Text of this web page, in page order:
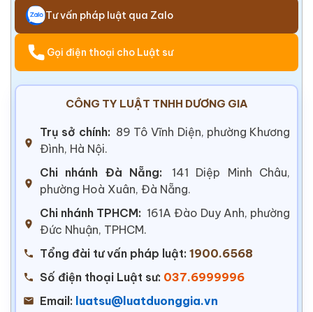
Tư vấn pháp luật qua Zalo
Gọi điện thoại cho Luật sư
CÔNG TY LUẬT TNHH DƯƠNG GIA
Trụ sở chính: 89 Tô Vĩnh Diện, phường Khương
Đình, Hà Nội.
Chi nhánh Đà Nẵng:
141 Diệp Minh Châu,
phường Hoà Xuân, Đà Nẵng.
Chi nhánh TPHCM: 161A Đào Duy Anh, phường
Đức Nhuận, TPHCM.
Tổng đài tư vấn pháp luật: 1900.6568
Số điện thoại Luật sư: 037.6999996
Email: luatsu@luatduonggia.vn